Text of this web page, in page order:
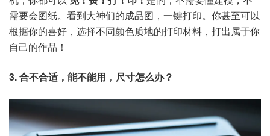
需要会图纸。看到大神们的成品图，一键打印。你甚至可以
根据你的喜好，选择不同颜色质地的打印材料，打出属于你
自己的作品！
3. 合不合适，能不能用，尺寸怎么办？